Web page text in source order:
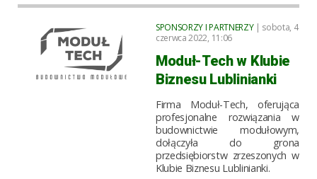
SPONSORZY I PARTNERZY| sobota, 4
czerwca 2022, 11:06
Moduł-Tech w Klubie
Biznesu Lublinianki
Firma Moduł-Tech, oferująca
profesjonalne rozwiązania w
budownictwie modułowym,
dołączyła do grona
przedsiębiorstw zrzeszonych w
Klubie Biznesu Lublinianki.